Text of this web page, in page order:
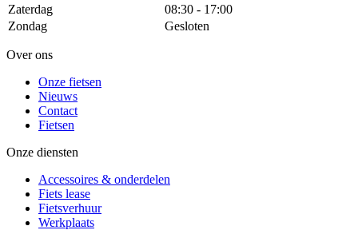
Zaterdag
08:30 - 17:00
Zondag
Gesloten
Over ons
Onze fietsen
Nieuws
Contact
Fietsen
Onze diensten
Accessoires & onderdelen
Fiets lease
Fietsverhuur
Werkplaats